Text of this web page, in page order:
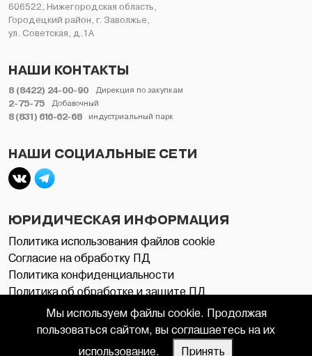
606522, Нижегородская область,
Городецкий район, г. Заволжье,
ул. Советская, д.1А
НАШИ КОНТАКТЫ
8 (8422) 24-00-90 Дирекция по закупкам
2-75-75 Добавочный
8 (831) 616-62-68 индустриальный парк
НАШИ СОЦИАЛЬНЫЕ СЕТИ
ЮРИДИЧЕСКАЯ ИНФОРМАЦИЯ
Политика использования файлов cookie
Согласие на обработку ПД
Политика конфиденциальности
Политика об обработке и защите ПД
© 2006 - 2026 ЗАВОЛЖСКИЙ МОТОРНЫЙ ЗАВОД
Мы используем файлы cookie. Продолжая
пользоваться сайтом, вы соглашаетесь на их
использование.
Принять